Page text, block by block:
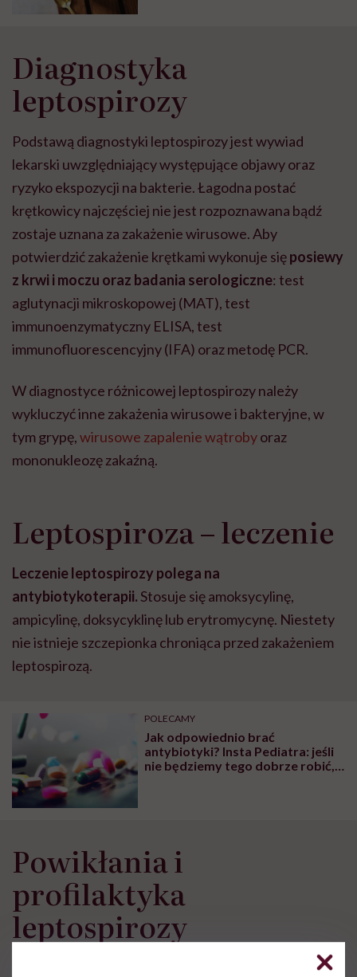
Diagnostyka
leptospirozy
Podstawą diagnostyki leptospirozy jest wywiad
lekarski uwzględniający występujące objawy oraz
ryzyko ekspozycji na bakterie. Łagodna postać
krętkowicy najczęściej nie jest rozpoznawana bądź
zostaje uznana za zakażenie wirusowe. Aby
potwierdzić zakażenie krętkami wykonuje sięposiewy
z krwi i moczu oraz badania serologiczne: test
aglutynacji mikroskopowej (MAT), test
immunoenzymatyczny ELISA, test
immunofluorescencyjny (IFA) oraz metodę PCR.
W diagnostyce różnicowej leptospirozy należy
wykluczyć inne zakażenia wirusowe i bakteryjne, w
tym grypę,wirusowe zapalenie wątrobyoraz
mononukleozę zakaźną.
Leptospiroza – leczenie
Leczenie leptospirozy polega na
antybiotykoterapii.Stosuje się amoksycylinę,
ampicylinę, doksycyklinę lub erytromycynę. Niestety
nie istnieje szczepionka chroniąca przed zakażeniem
leptospirozą.
POLECAMY
Jak odpowiednio brać
antybiotyki? Insta Pediatra: jeśli
nie będziemy tego dobrze robić,
Powikłania i
profilaktyka
leptospirozy